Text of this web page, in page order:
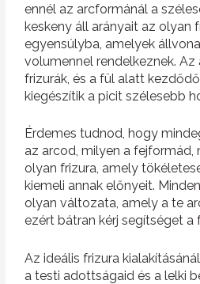
ennél az arcformánál a
keskeny áll arányait az olyan
egyensúlyba, amelyek
volumennel rendelkeznek.
frizurák, és a fül alatt
kiegészítik a picit szélesebb
Érdemes tudnod, hogy
az arcod, milyen a fejformád,
olyan frizura, amely
kiemeli annak előnyeit.
olyan változata, amely a te
ezért bátran kérj segítséget a
Az ideális frizura
a testi adottságaid és a lelki